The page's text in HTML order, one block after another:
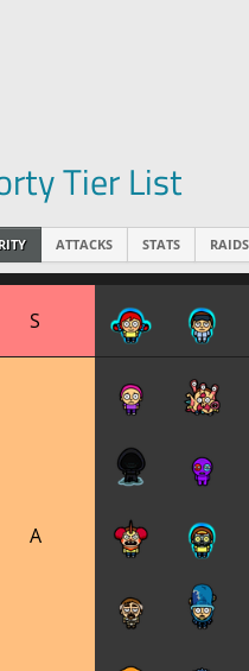
Tier List
ATTACKS STATS RAIDS
S
A